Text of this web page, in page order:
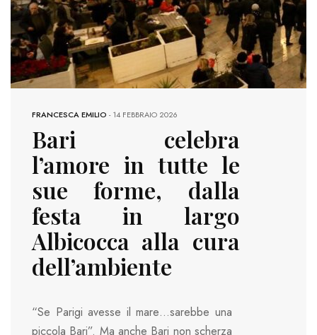
FRANCESCA EMILIO -14 FEBBRAIO 2026
Bari celebra
l’amore in tutte le
sue forme, dalla
festa in largo
Albicocca alla cura
dell’ambiente
“Se Parigi avesse il mare…sarebbe una
piccola Bari”. Ma anche Bari non scherza